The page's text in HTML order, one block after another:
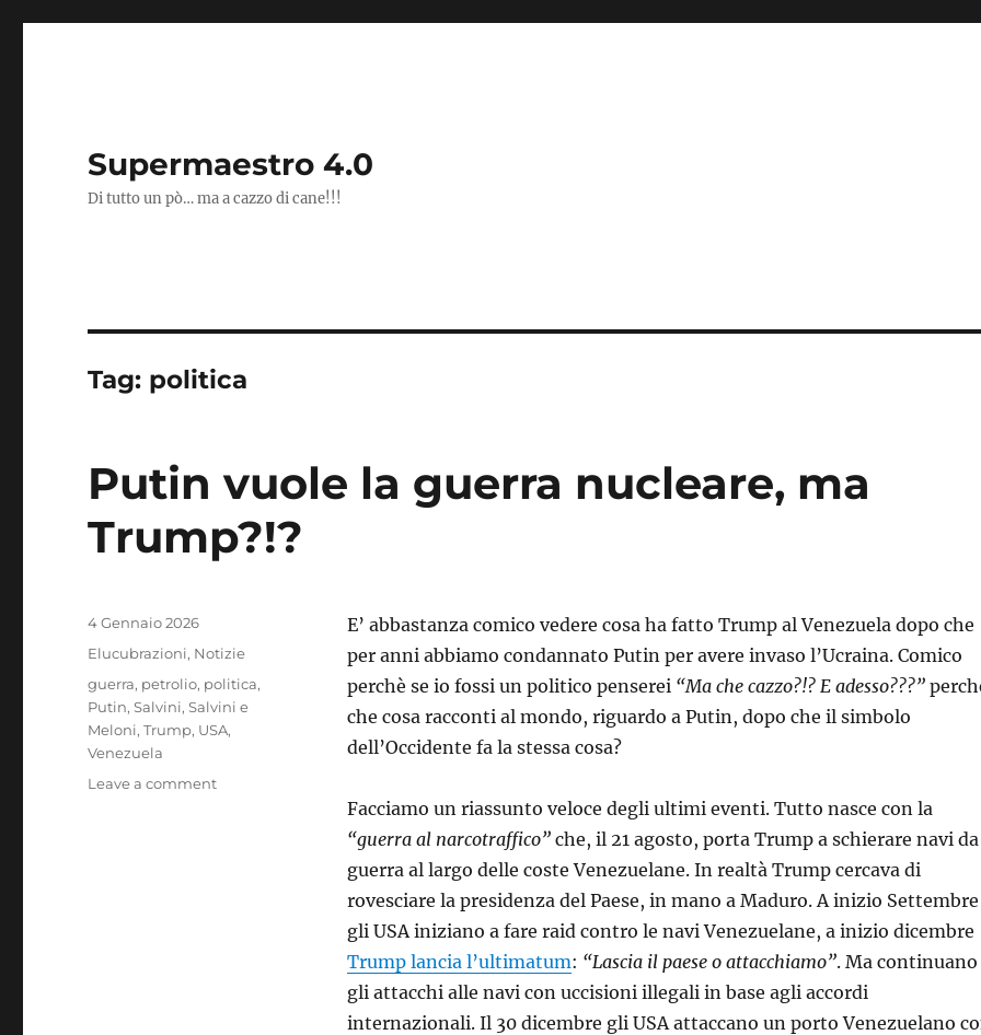
Supermaestro 4.0
Di tutto un pò… ma a cazzo di cane!!!
Tag: politica
Putin vuole la guerra nucleare, ma
Trump?!?
E’ abbastanza comico vedere cosa ha fatto Trump al Venezuela dopo che
per anni abbiamo condannato Putin per avere invaso l’Ucraina. Comico
perchè se io fossi un politico penserei “Ma che cazzo?!? E adesso???”
che cosa racconti al mondo, riguardo a Putin, dopo che il simbolo
dell’Occidente fa la stessa cosa?
Facciamo un riassunto veloce degli ultimi eventi. Tutto nasce con la
“guerra al narcotraffico”che, il 21 agosto, porta Trump a schierare navi da
guerra al largo delle coste Venezuelane. In realtà Trump cercava di
rovesciare la presidenza del Paese, in mano a Maduro. A inizio Settembre
gli USA iniziano a fare raid contro le navi Venezuelane, a inizio dicembre
Trump lancia l’ultimatum: “Lascia il paese o attacchiamo”. Ma continuano
gli attacchi alle navi con uccisioni illegali in base agli accordi
internazionali. Il 30 dicembre gli USA attaccano un porto Venezuelano
Posted
on
4 Gennaio 2026
Categories
Elucubrazioni, Notizie
Tags
guerra, petrolio, politica,
Putin,Salvini,Salvini e
Meloni,Trump, USA,
Venezuela
Leave a commenton